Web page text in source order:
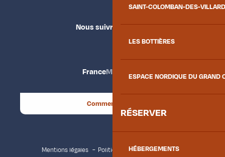
SAINT-COLOMBAN-DES-
LES BOTTIÈRES
ESPACE NORDIQUE DU GRAND
RÉSERVER
HÉBERGEMENTS
Nous suivre
FranceMaurienne
Comment venir ?
Mentions légales
Politique de confidentialité